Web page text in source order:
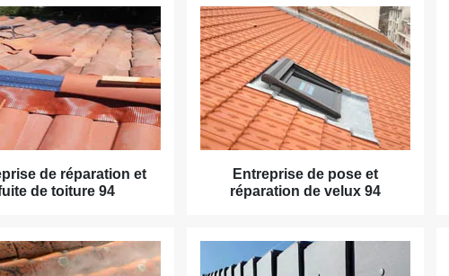
de réparation et
de toiture 94
Entreprise de pose et
réparation de velux 94